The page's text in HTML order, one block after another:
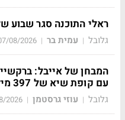
ראלי התוכנה סגר שבוע של
גלובל | עמית בר |
08/2026
המבחן של אייבל:
עם קופת שיא של 397 מיליארד דולר
גלובל | עוזי גרסטמן |
2026